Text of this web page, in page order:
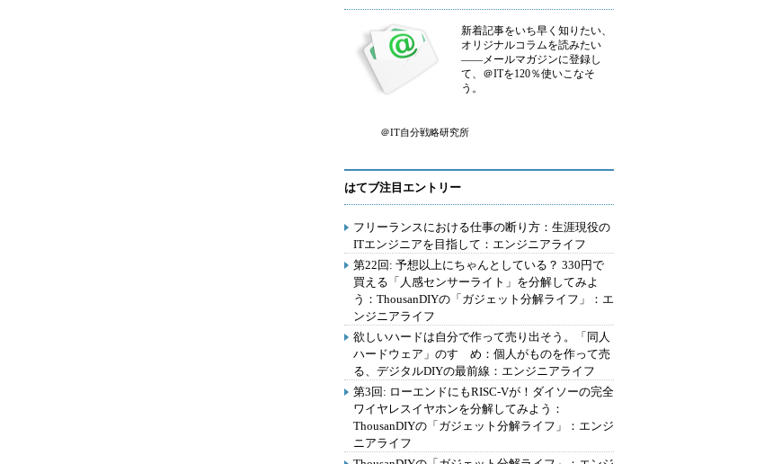
新着記事をいち早く知りたい、
オリジナルコラムを読みたい
――メールマガジンに登録し
て、＠ITを120％使いこなそ
う。
＠IT自分戦略研究所
はてブ注目エントリー
フリーランスにおける仕事の断り方：生涯現役の
ITエンジニアを目指して：エンジニアライフ
第22回: 予想以上にちゃんとしている？ 330円で
買える「人感センサーライト」を分解してみよ
う：ThousanDIYの「ガジェット分解ライフ」：エ
ンジニアライフ
欲しいハードは自分で作って売り出そう。「同人
ハードウェア」のすゝめ：個人がものを作って売
る、デジタルDIYの最前線：エンジニアライフ
第3回: ローエンドにもRISC-Vが！ダイソーの完全
ワイヤレスイヤホンを分解してみよう：
ThousanDIYの「ガジェット分解ライフ」：エンジ
ニアライフ